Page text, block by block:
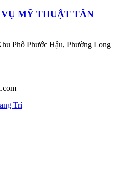
MỸ THUẬT TÂN
Phố Phước Hậu, Phường Long
Trí